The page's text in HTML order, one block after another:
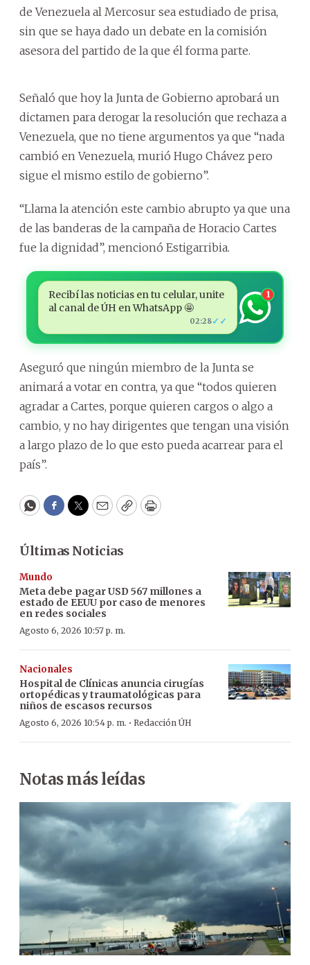
de Venezuela al Mercosur sea estudiado de prisa,
sin que se haya dado un debate en la comisión
asesora del partido de la que él forma parte.
Señaló que hoy la Junta de Gobierno aprobará un
dictamen para derogar la resolución que rechaza a
Venezuela, que no tiene argumentos ya que “nada
cambió en Venezuela, murió Hugo Chávez pero
sigue el mismo estilo de gobierno”.
“Llama la atención este cambio abrupto ya que una
de las banderas de la campaña de Horacio Cartes
fue la dignidad”, mencionó Estigarribia.
Recibí las noticias en tu celular, unite
al canal de ÚH en WhatsApp 🤩
02:28✓✓
1
Aseguró que ningún miembro de la Junta se
animará a votar en contra, ya que “todos quieren
agradar a Cartes, porque quieren cargos o algo a
cambio, y no hay dirigentes que tengan una visión
a largo plazo de lo que esto pueda acarrear para el
país”.
WhatsApp
Facebook
Twitter
EmailCopyPrint
Últimas Noticias
Mundo
Meta debe pagar USD 567 millones a
estado de EEUU por caso de menores
en redes sociales
Agosto 6, 2026 10:57 p. m.
Nacionales
Hospital de Clínicas anuncia cirugías
ortopédicas y traumatológicas para
niños de escasos recursos
Agosto 6, 2026 10:54 p. m. · Redacción ÚH
Notas más leídas